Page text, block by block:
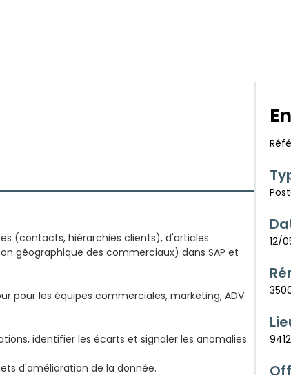
(contacts, hiérarchies clients), d'articles
géographique des commerciaux) dans SAP et
pour les équipes commerciales, marketing, ADV
identifier les écarts et signaler les anomalies.
d'amélioration de la donnée.
12/